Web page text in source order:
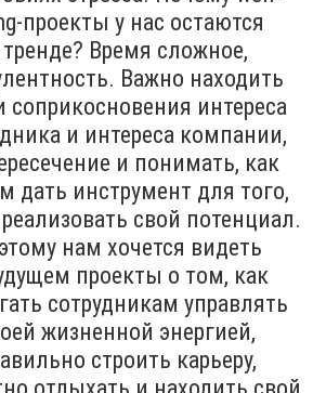
проекты у нас остаются
тренде? Время сложное,
Важно находить
соприкосновения интереса
и интереса компании,
и понимать, как
дать инструмент для того,
свой потенциал.
нам хочется видеть
проекты о том, как
сотрудникам управлять
жизненной энергией,
строить карьеру,